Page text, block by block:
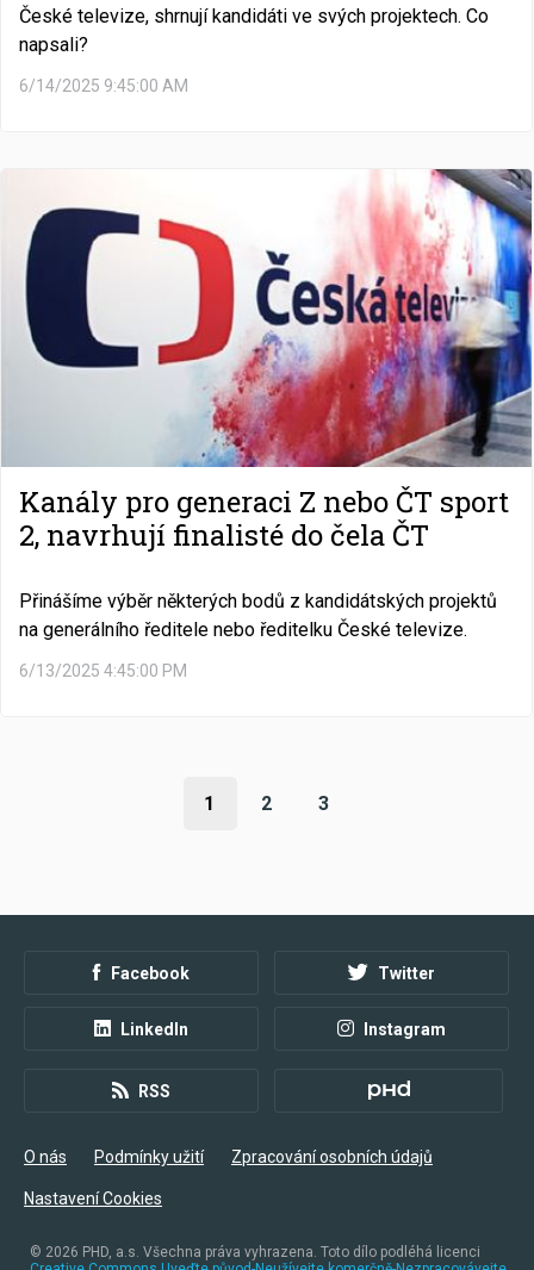
České televize, shrnují kandidáti ve svých projektech. Co
napsali?
6/14/2025 9:45:00 AM
Kanály pro generaci Z nebo ČT sport
2, navrhují finalisté do čela ČT
Přinášíme výběr některých bodů z kandidátských projektů
na generálního ředitele nebo ředitelku České televize.
6/13/2025 4:45:00 PM
1 2 3
O nás Podmínky užití Zpracování osobních údajů
Nastavení Cookies
Facebook Twitter
LinkedIn Instagram
RSS
© 2026 PHD, a.s. Všechna práva vyhrazena. Toto dílo podléhá licenci